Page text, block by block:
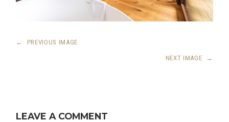
← PREVIOUS IMAGE
NEXT IMAGE →
LEAVE A COMMENT